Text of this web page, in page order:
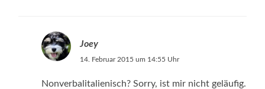
Joey
14. Februar 2015 um 14:55 Uhr
Nonverbalitalienisch? Sorry, ist mir nicht geläufig.